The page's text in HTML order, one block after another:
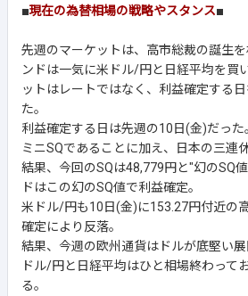
■現在の為替相場の戦略やスタンス■
先週のマーケットは、高市総裁の誕生
ンドは一気に米ドル/円と日経平均を買
ットはレートではなく、利益確定する
た。
利益確定する日は先週の10日(金)だっ
ミニSQであることに加え、日本の三連
結果、今回のSQは48,779円と"幻のSQ
ドはこの幻のSQ値で利益確定。
米ドル/円も10日(金)に153.27円付近の
確定により反落。
結果、今週の欧州通貨はドルが底堅い
ドル/円と日経平均はひと相場終わって
る。